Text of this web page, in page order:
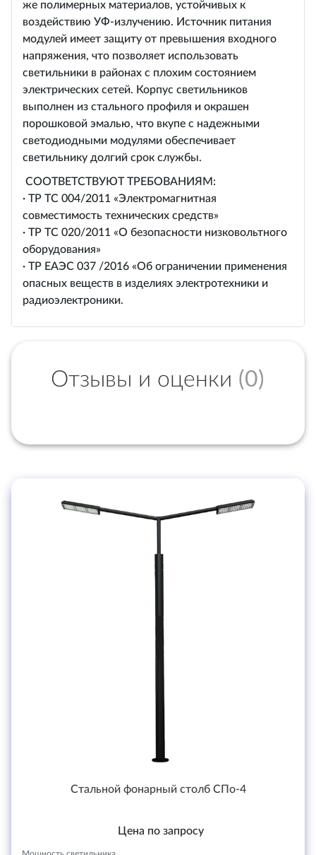
же полимерных материалов, устойчивых к
воздействию УФ-излучению. Источник питания
модулей имеет защиту от превышения входного
напряжения, что позволяет использовать
светильники в районах с плохим состоянием
электрических сетей. Корпус светильников
выполнен из стального профиля и окрашен
порошковой эмалью, что вкупе с надежными
светодиодными модулями обеспечивает
светильнику долгий срок службы.
СООТВЕТСТВУЮT ТРЕБОВАНИЯМ:
· ТР ТС 004/2011 «Электромагнитная
совместимость технических средств»
· ТР ТС 020/2011 «О безопасности низковольтного
оборудования»
· ТР ЕАЭС 037 /2016 «Об ограничении применения
опасных веществ в изделиях электротехники и
радиоэлектроники.
Отзывы и оценки (0)
Стальной фонарный столб СПо-4
Цена по запросу